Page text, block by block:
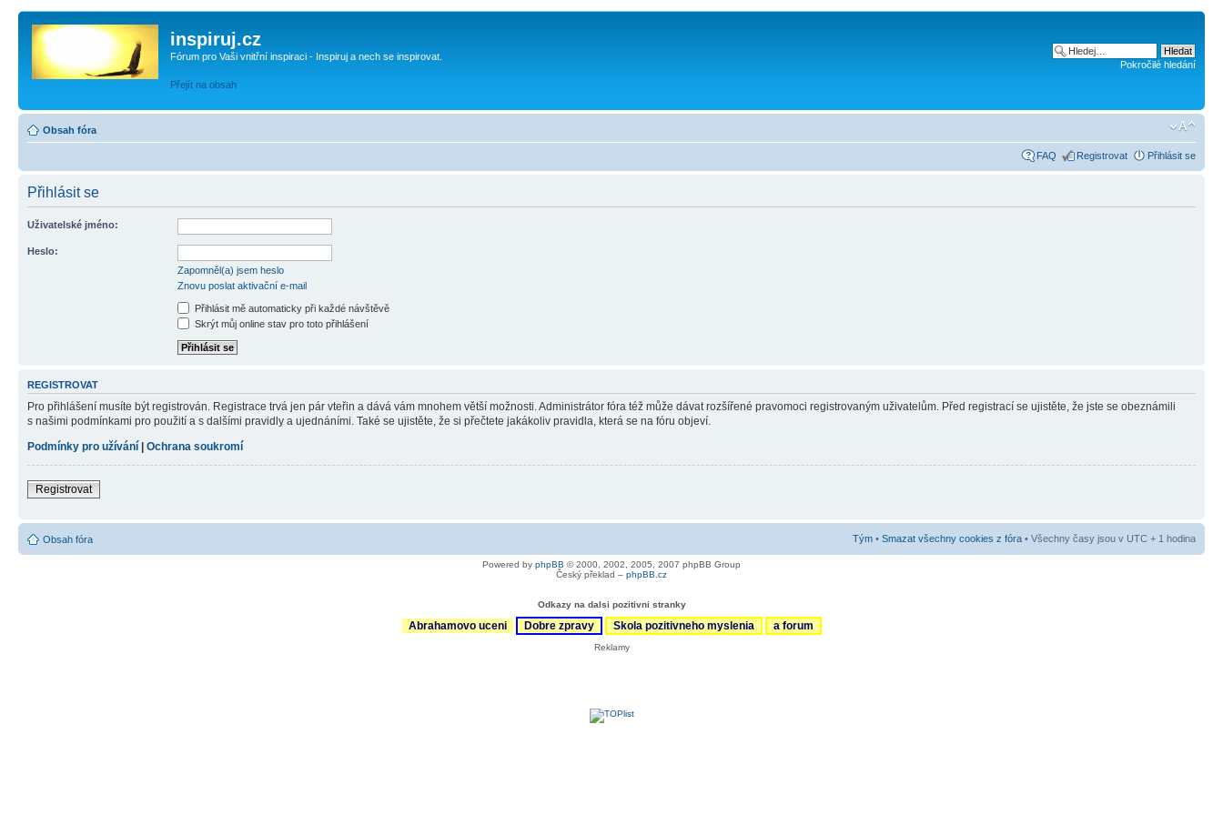
inspiruj.cz
Fórum pro Vaši vnitřní inspiraci - Inspiruj a nech se inspirovat.
Přejít na obsah
Pokročilé hledání
Obsah fóra
FAQ Registrovat Přihlásit se
Přihlásit se
Uživatelské jméno:
Heslo:
Zapomněl(a) jsem heslo
Znovu poslat aktivační e-mail
Přihlásit mě automaticky při každé návštěvě
Skrýt můj online stav pro toto přihlášení
REGISTROVAT
Pro přihlášení musíte být registrován. Registrace trvá jen pár vteřin a dává vám mnohem větší možnosti. Administrátor fóra též může dávat rozšířené pravomoci registrovaným uživatelům. Před registrací se ujistěte, že jste se obeznámili
s našimi podmínkami pro použití a s dalšími pravidly a ujednáními. Také se ujistěte, že si přečtete jakákoliv pravidla, která se na fóru objeví.
Podmínky pro užívání | Ochrana soukromí
Registrovat
Obsah fóra Tým • Smazat všechny cookies z fóra • Všechny časy jsou v UTC + 1 hodina
Powered by phpBB © 2000, 2002, 2005, 2007 phpBB Group
Český překlad – phpBB.cz
Odkazy na dalsi pozitivni stranky
Abrahamovo uceni Dobre zpravy Skola pozitivneho myslenia a forum
Reklamy